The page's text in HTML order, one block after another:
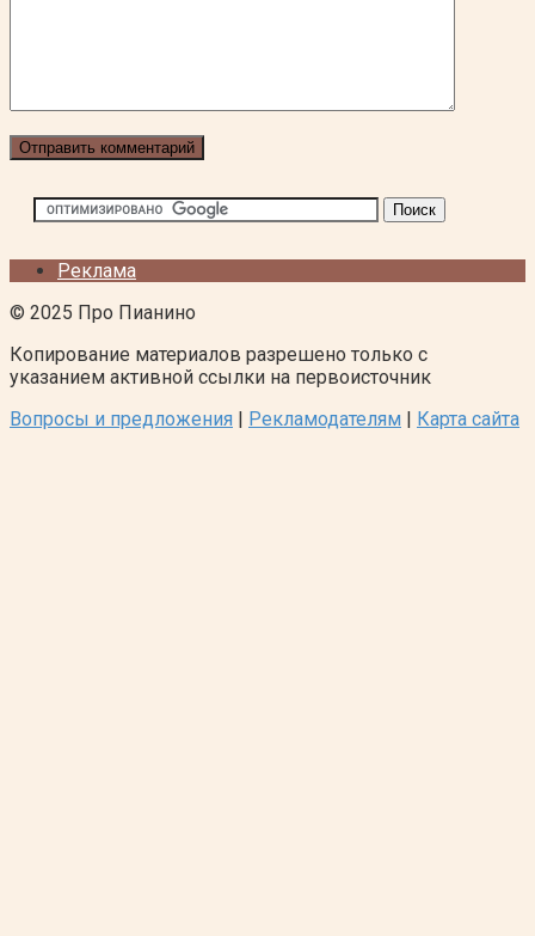
Реклама
© 2025 Про Пианино
Копирование материалов разрешено только с
указанием активной ссылки на первоисточник
Вопросы и предложения | Рекламодателям | Карта сайта